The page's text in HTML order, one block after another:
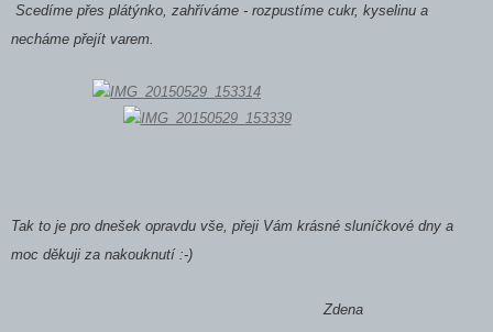
Scedíme přes plátýnko, zahříváme - rozpustíme cukr, kyselinu a
necháme přejít varem.
Tak to je pro dnešek opravdu vše, přeji Vám krásné sluníčkové dny a
moc děkuji za nakouknutí :-)
Zdena